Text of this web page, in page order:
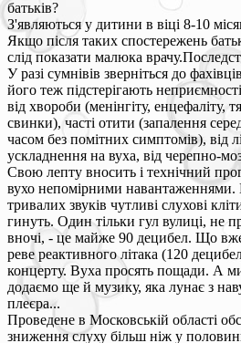
батьків?
З'являються у дитини в віці 8-10
Якщо після таких спостережень
слід показати малюка
У разі сумнівів зверніться до
його теж підстерігають
від хвороби (менінгіту, енцефаліту,
свинки), часті отити (запалення
часом без помітних симптомів), від
ускладнення на вуха, від черепно-
Свою лепту вносить і технічний
вухо непомірними навантаженнями.
тривалих звуків чутливі слухові
гинуть. Один тільки гул вулиці, не
вночі, - це майже 90 децибел. Що
реве реактивного літака (120
концерту. Вуха просять пощади. А
додаємо ще й музику, яка лунає з
плеєра...
Проведене в Московській області
зниження слуху більш ніж у